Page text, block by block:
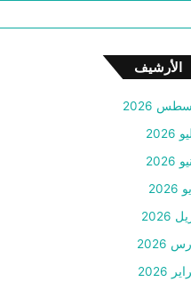
الأرشيف
2026
2026
2026
2026